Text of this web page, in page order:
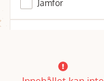
Jämför